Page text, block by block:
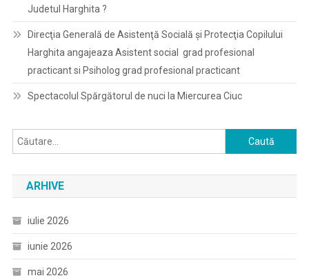
Judetul Harghita ?
Direcţia Generală de Asistenţă Socială şi Protecţia Copilului
Harghita angajeaza Asistent social grad profesional
practicant si Psiholog grad profesional practicant
Spectacolul Spărgătorul de nuci la Miercurea Ciuc
Caută
după:
ARHIVE
iulie 2026
iunie 2026
mai 2026